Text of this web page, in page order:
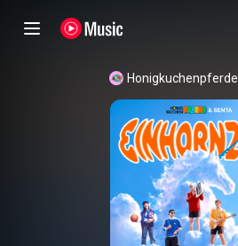
Honigkuchenpferde